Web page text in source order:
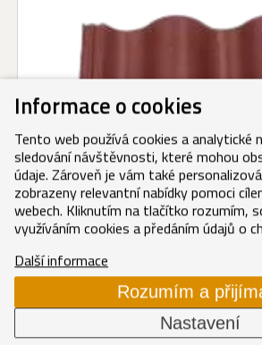
Krajní taška pravá/
Informace o cookies
Tento web používá cookies a analytické
sledování návštěvnosti, které mohou
údaje. Zároveň je vám také
zobrazeny relevantní nabídky pomoci
webech. Kliknutím na tlačítko rozumím,
využíváním cookies a předáním údajů o
Další informace
Rozumím a
Nastavení